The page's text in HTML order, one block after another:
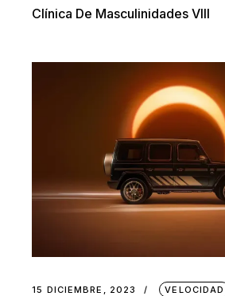
Clínica De Masculinidades VIII
15 DICIEMBRE, 2023 VELOCIDAD